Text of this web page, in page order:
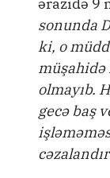
sonunda
ki, o
müşahidə
olmayıb.
gecə baş